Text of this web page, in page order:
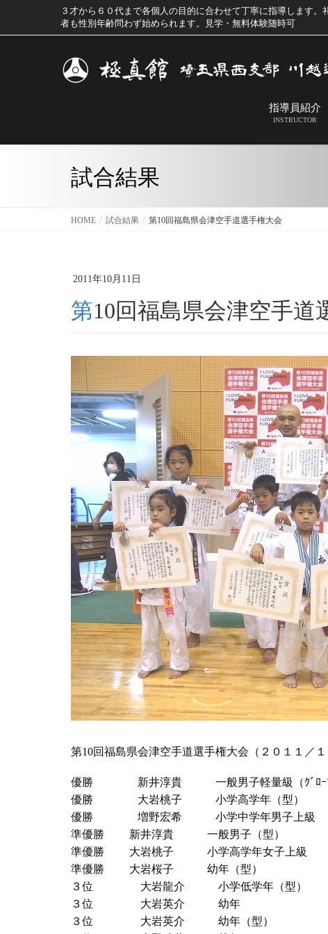
３才から６０代まで各個人の目的に合わせて丁寧に指導します
者も性別年齢問わず始められます。見学・無料体験随時可
指導員紹介
INSTRUCTOR
試合結果
HOME 試合結果 第10回福島県会津空手道選手権大会
2011年10月11日
第10回福島県会津空手
第10回福島県会津空手道選手権大会（２０１１／１
優勝 新井淳貴 一般男子軽量級（ｸﾞﾛｰﾌﾞ
優勝 大岩桃子 小学高学年（型）
優勝 増野宏希 小学中学年男子上級
準優勝 新井淳貴 一般男子（型）
準優勝 大岩桃子 小学高学年女子上級
準優勝 大岩桜子 幼年（型）
３位 大岩龍介 小学低学年（型）
３位 大岩英介 幼年
３位 大岩英介 幼年（型）